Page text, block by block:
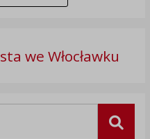
we Włocławku